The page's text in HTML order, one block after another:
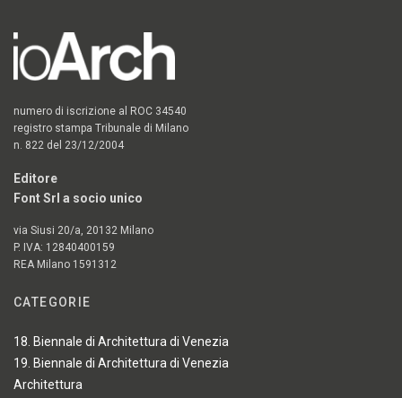
numero di iscrizione al ROC 34540
registro stampa Tribunale di Milano
n. 822 del 23/12/2004
Editore
Font Srl a socio unico
via Siusi 20/a, 20132 Milano
P. IVA: 12840400159
REA Milano 1591312
CATEGORIE
18. Biennale di Architettura di Venezia
19. Biennale di Architettura di Venezia
Architettura